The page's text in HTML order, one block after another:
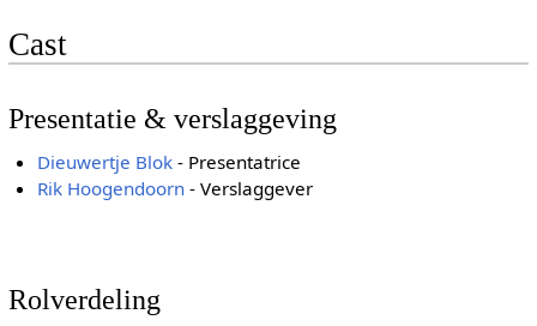
Cast
Presentatie & verslaggeving
Dieuwertje Blok - Presentatrice
Rik Hoogendoorn - Verslaggever
Rolverdeling